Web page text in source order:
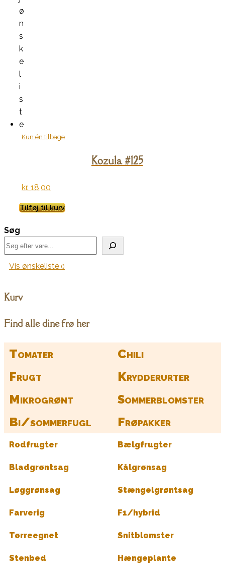
ø
n
s
k
e
l
i
s
t
e
Kun én tilbage
Kozula #125
kr. 18,00
Tilføj til kurv
Søg
Vis ønskeliste
Kurv
Find alle dine frø her
Tomater
Chili
Frugt
Krydderurter
Mikrogrønt
Sommerblomster
Bi/sommerfugl
Frøpakker
Rodfrugter Bælgfrugter
Bladgrøntsag Kålgrønsag
Løggrønsag Stængelgrøntsag
Farverig F1/hybrid
Tørreegnet Snitblomster
Stenbed Hængeplante